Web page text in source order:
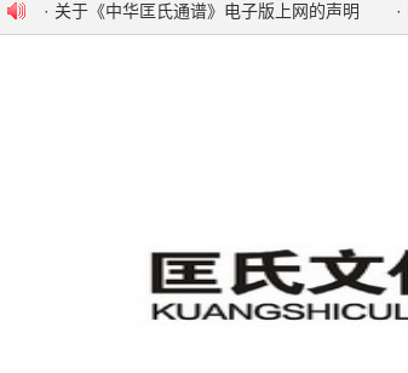
· 关于《中华匡氏通谱》电子版上网的声明 ·